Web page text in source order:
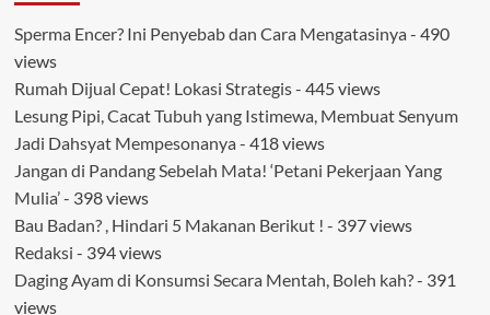
Sperma Encer? Ini Penyebab dan Cara Mengatasinya - 490
views
Rumah Dijual Cepat! Lokasi Strategis- 445 views
Lesung Pipi, Cacat Tubuh yang Istimewa, Membuat Senyum
Jadi Dahsyat Mempesonanya - 418 views
Jangan di Pandang Sebelah Mata! ‘Petani Pekerjaan Yang
Mulia’- 398 views
Bau Badan? , Hindari 5 Makanan Berikut ! - 397 views
Redaksi - 394 views
Daging Ayam di Konsumsi Secara Mentah, Boleh kah?- 391
views